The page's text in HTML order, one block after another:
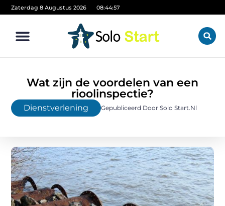
Zaterdag 8 Augustus 2026 08:44:59
Wat zijn de voordelen van een
rioolinspectie?
Dienstverlening Gepubliceerd Door Solo Start.nl